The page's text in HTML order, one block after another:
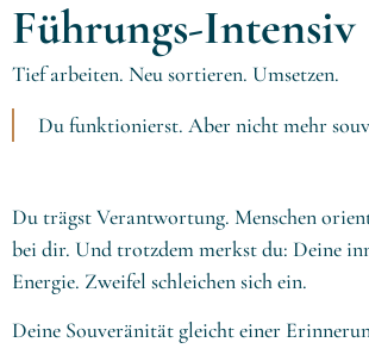
Führungs-Intensiv
Tief arbeiten. Neu sortieren. Umsetzen.
Du funktionierst. Aber nicht mehr
Du trägst Verantwortung. Menschen
bei dir. Und trotzdem merkst du: Deine
Energie. Zweifel schleichen sich ein.
Deine Souveränität gleicht einer